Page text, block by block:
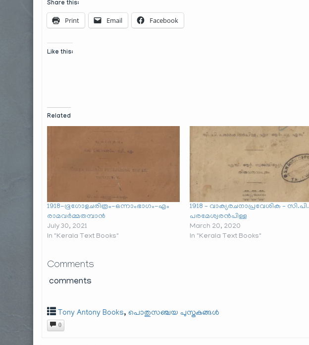
Share this:
Print Email Facebook
Like this:
Related
1918-ഭൂഗോളചരിത്രം-ഒന്നാംഭാഗം-എം
രാമവര്‍മ്മതമ്പാന്‍
July 30, 2021
In "Kerala Text Books"
1918 – വാക്യരചനാപ്രവേശിക – സി.പി.
പരമേശ്വരൻപിള്ള
March 20, 2020
In "Kerala Text Books"
Comments
comments
Tony Antony Books, പൊതുസഞ്ചയ പുസ്തകങ്ങൾ
0